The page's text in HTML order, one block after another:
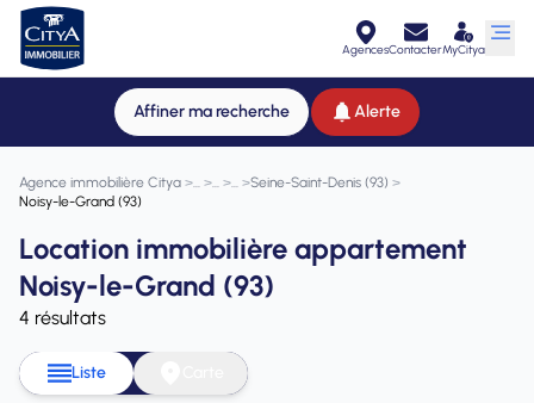
AgencesContacterMyCitya
Affiner ma recherche Alerte
Agence immobilière Citya > > > >Seine-Saint-Denis (93) >
Noisy-le-Grand (93)
Location immobilière appartement
Noisy-le-Grand (93)
4 résultats
Liste